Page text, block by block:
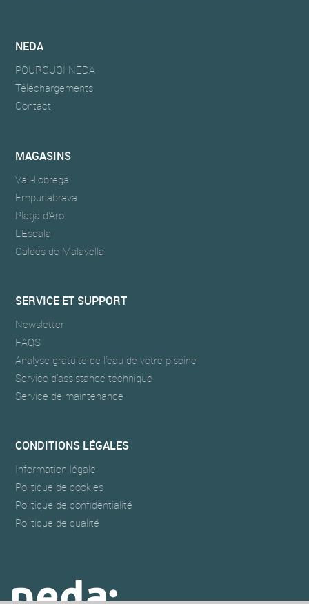
NEDA
POURQUOI NEDA
Téléchargements
Contact
MAGASINS
Vall-llobrega
Empuriabrava
Platja d'Aro
L'Escala
Caldes de Malavella
SERVICE ET SUPPORT
Newsletter
FAQS
Analyse gratuite de l’eau de votre piscine
Service d’assistance technique
Service de maintenance
CONDITIONS LÉGALES
Information légale
Politique de cookies
Politique de confidentialité
Politique de qualité